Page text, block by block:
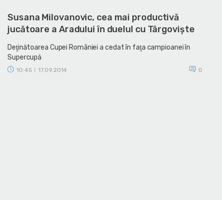
Susana Milovanovic, cea mai productivă
jucătoare a Aradului în duelul cu Târgovişte
Deţinătoarea Cupei României a cedat în faţa campioanei în
Supercupă
10:45 17.09.2014 0